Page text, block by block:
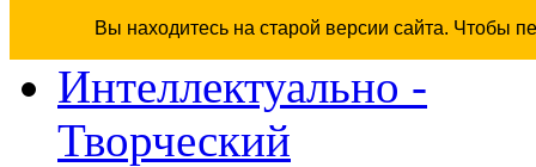
Вы находитесь на старой версии сайта. Чтобы
Интеллектуально -
Творческий